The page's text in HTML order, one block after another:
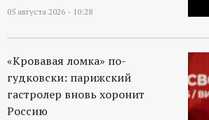
05 августа 2026 - 10:28
«Кровавая ломка» по-
гудковски: парижский
гастролер вновь хоронит
Россию